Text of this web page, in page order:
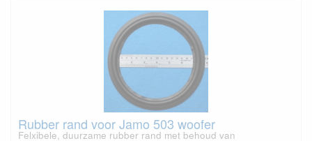
Rubber rand voor Jamo 503 woofer
Felxibele, duurzame rubber rand met behoud van